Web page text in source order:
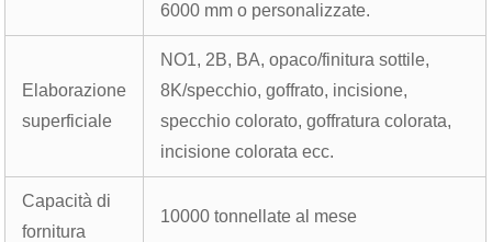
6000 mm o personalizzate.
Elaborazione
superficiale
NO1, 2B, BA, opaco/finitura sottile,
8K/specchio, goffrato, incisione,
specchio colorato, goffratura colorata,
incisione colorata ecc.
Capacità di
fornitura
10000 tonnellate al mese